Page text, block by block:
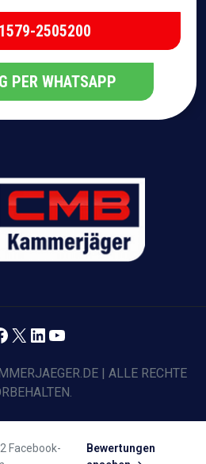
2505200
PER WHATSAPP
| ALLE RECHTE
X LinkedIn
YouTube
Facebook-
Bewertungen